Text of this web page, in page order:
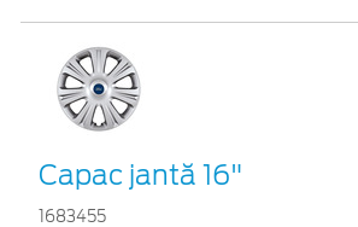
Capac jantă 16"
1683455